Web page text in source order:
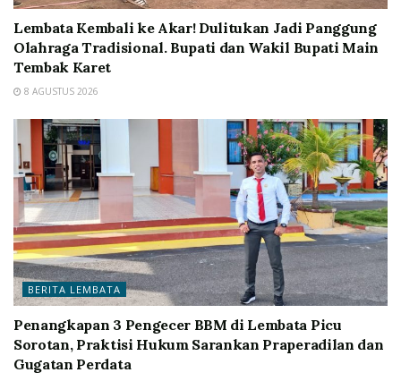
Lembata Kembali ke Akar! Dulitukan Jadi Panggung
Olahraga Tradisional. Bupati dan Wakil Bupati Main
Tembak Karet
8 AGUSTUS 2026
BERITA LEMBATA
Penangkapan 3 Pengecer BBM di Lembata Picu
Sorotan, Praktisi Hukum Sarankan Praperadilan dan
Gugatan Perdata